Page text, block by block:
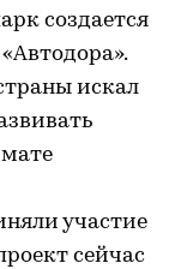
создается
искал
участие
сейчас